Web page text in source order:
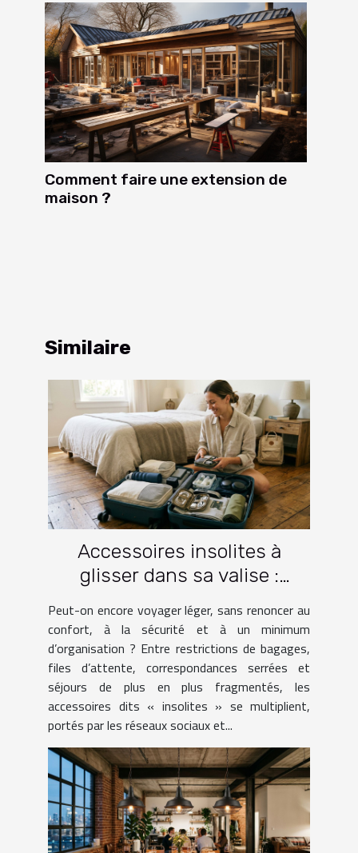
Comment faire une extension de
maison ?
Similaire
Accessoires insolites à
glisser dans sa valise :
le voyage ?
Peut-on encore voyager léger, sans renoncer au
confort, à la sécurité et à un minimum
d’organisation ? Entre restrictions de bagages,
files d’attente, correspondances serrées et
séjours de plus en plus fragmentés, les
accessoires dits « insolites » se multiplient,
portés par les réseaux sociaux et...